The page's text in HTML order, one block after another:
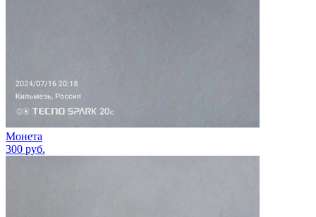
Монета
300 руб.